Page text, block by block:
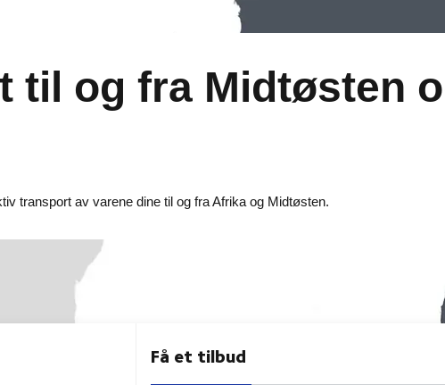
til og fra Midtøsten
transport av varene dine til og fra Afrika og Midtøsten.